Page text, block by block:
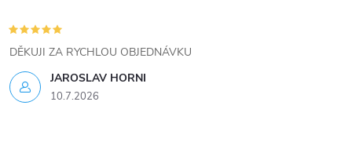
JAROSLAV HORNI
10.7.2026
DĚKUJI ZA RYCHLOU OBJEDNÁVKU